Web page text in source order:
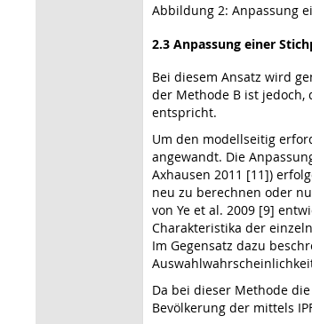
Abbildung 2: Anpassung
2.3 Anpassung einer
Bei diesem Ansatz wird
der Methode B ist jedoch,
entspricht.
Um den modellseitig
angewandt. Die
Axhausen 2011 [11])
neu zu berechnen oder
von Ye et al. 2009 [9]
Charakteristika der
Im Gegensatz dazu
Da bei dieser Methode
Bevölkerung der mittels